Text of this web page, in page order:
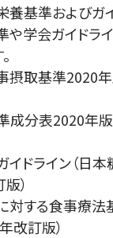
基準およびガ
や学会ガイドラ
摂取基準2020
成分表2020年版
ドライン（日本
）
対する食事療法
改訂版）